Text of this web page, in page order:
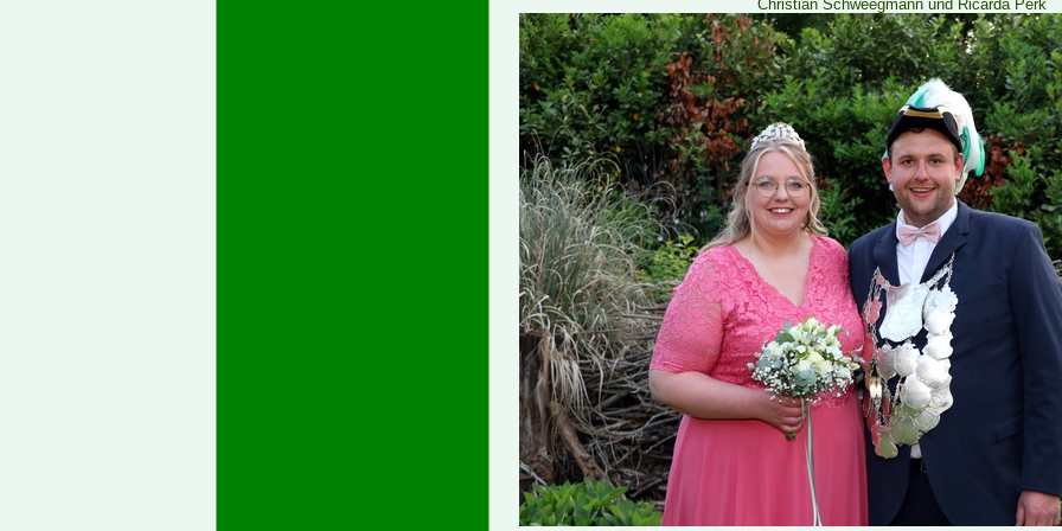
Christian Schweegmann und Ricarda Perk